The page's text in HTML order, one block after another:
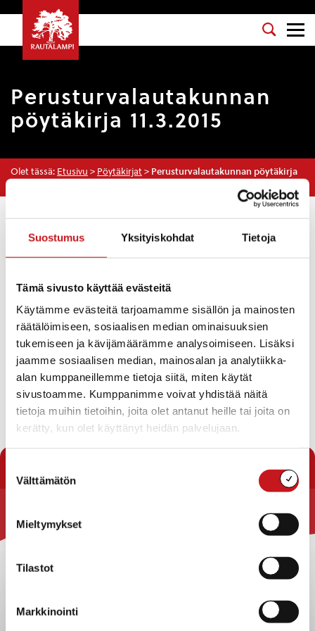
Suostumus Yksityiskohdat Tietoja
Tämä sivusto käyttää evästeitä
Käytämme evästeitä tarjoamamme sisällön ja mainosten
räätälöimiseen, sosiaalisen median ominaisuuksien
tukemiseen ja kävijämäärämme analysoimiseen. Lisäksi
jaamme sosiaalisen median, mainosalan ja analytiikka-
alan kumppaneillemme tietoja siitä, miten käytät
sivustoamme. Kumppanimme voivat yhdistää näitä
tietoja muihin tietoihin, joita olet antanut heille tai joita on
kerätty, kun olet käyttänyt heidän palvelujaan.
valinta
Välttämätön
Mieltymykset
Tilastot
Markkinointi
Perusturvalautakunnan
pöytäkirja 11.3.2015
Olet tässä: Etusivu > Pöytäkirjat > Perusturvalautakunnan pöytäkirja
Esityslista
Kokouksen laillisuus ja päätösvaltaisuus
Pöytäkirjan tarkastajat
Hoitoapulaisen toimen muuttaminen lähihoitajan
toimeksi ja täyttöluvan hakeminen
Rautalammin kunnan päivätoiminnan kuljetusten
hankinta
Ilmoitusasiat
Viranhaltijoiden pöytäkirjat
Lataa pöytäkirja
Rautalammin kunta
Kuntainfo
sopimukset